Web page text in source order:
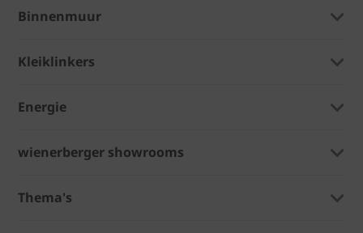
Binnenmuur
Kleiklinkers
Energie
wienerberger showrooms
Thema's